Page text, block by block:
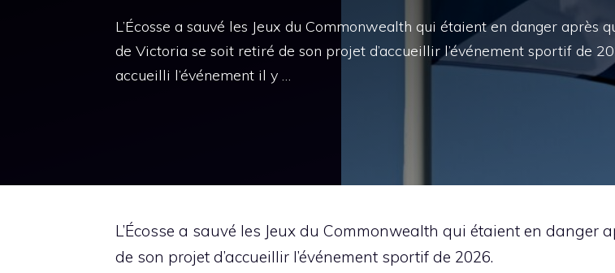
L’Écosse a sauvé les Jeux du Commonwealth qui étaient en danger après
de Victoria se soit retiré de son projet d’accueillir l’événement sportif de
accueilli l’événement il y …
L’Écosse a sauvé les Jeux du Commonwealth qui étaient en danger
de son projet d’accueillir l’événement sportif de 2026.